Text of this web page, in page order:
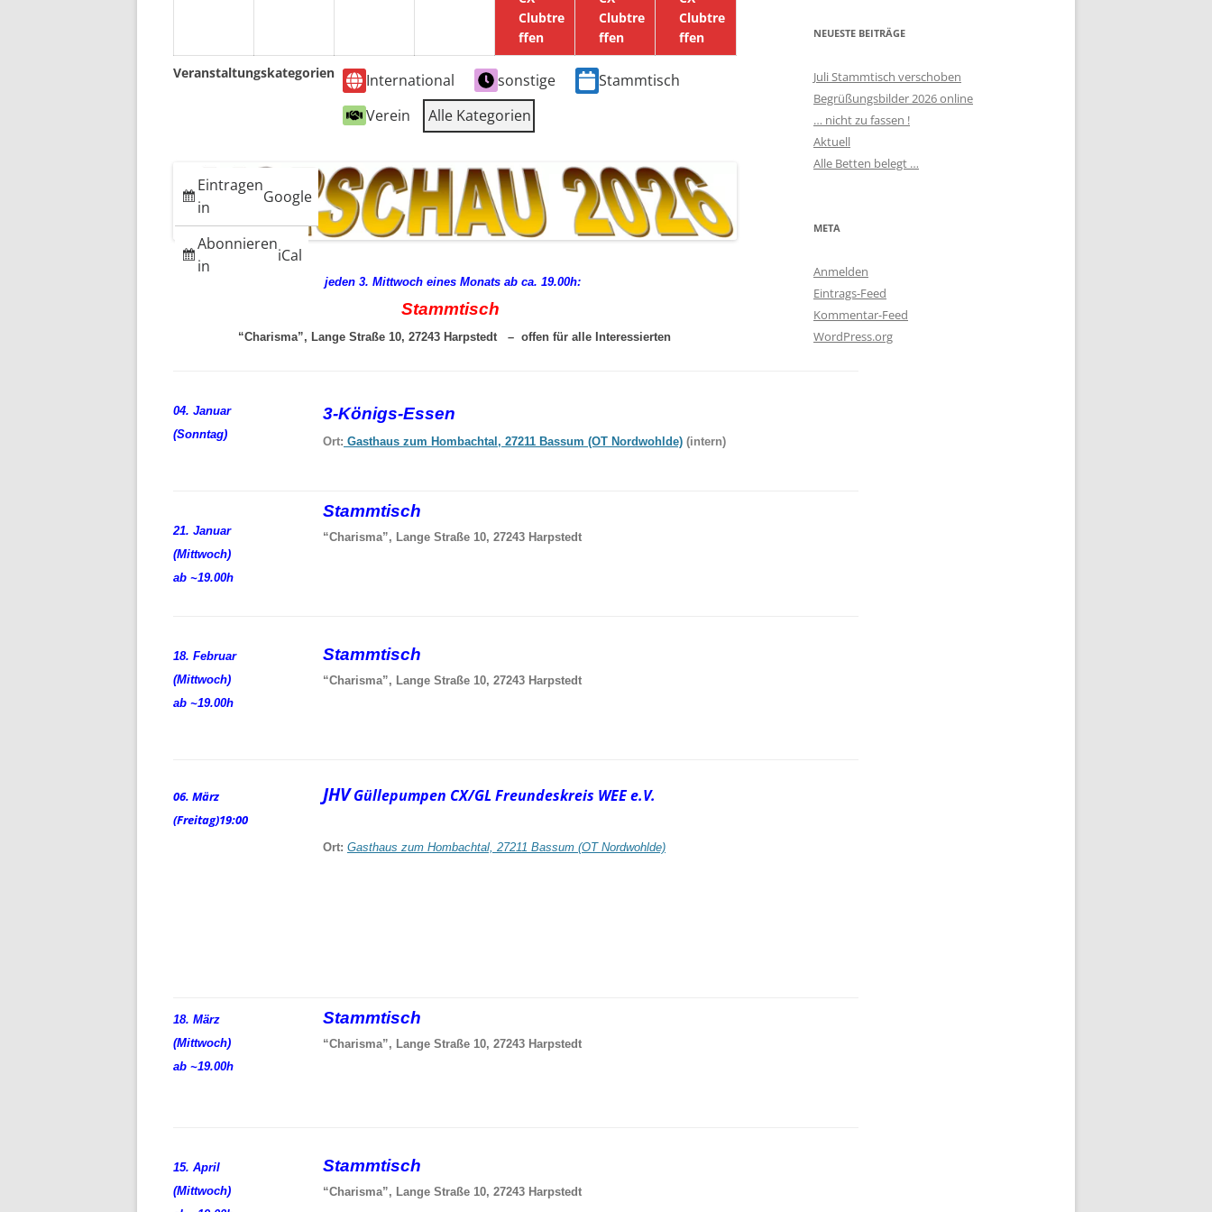
Clubtre
ffen
Clubtre
ffen
Clubtre
ffen
Veranstaltungskategorien International sonstige
Stammtisch
Verein
Alle Kategorien
Eintragen
in
Google
Abonnieren
in
iCal
jeden 3. Mittwoch eines Monats ab ca. 19.00h:
Stammtisch
“Charisma”, Lange Straße 10, 27243 Harpstedt – offen für alle Interessierten
04. Januar
(Sonntag)
3-Königs-Essen
Ort: Gasthaus zum Hombachtal, 27211 Bassum (OT Nordwohlde) (intern)
21. Januar
(Mittwoch)
ab ~19.00h
Stammtisch
“Charisma”, Lange Straße 10, 27243 Harpstedt
18. Februar
(Mittwoch)
ab ~19.00h
Stammtisch
“Charisma”, Lange Straße 10, 27243 Harpstedt
06. März
(Freitag)19:00
JHV Güllepumpen CX/GL Freundeskreis WEE e.V.
Ort: Gasthaus zum Hombachtal, 27211 Bassum (OT Nordwohlde)
18. März
(Mittwoch)
ab ~19.00h
Stammtisch
“Charisma”, Lange Straße 10, 27243 Harpstedt
15. April
(Mittwoch)
Stammtisch
“Charisma”, Lange Straße 10, 27243 Harpstedt
NEUESTE BEITRÄGE
Juli Stammtisch verschoben
Begrüßungsbilder 2026 online
… nicht zu fassen !
Aktuell
Alle Betten belegt …
META
Anmelden
Eintrags-Feed
Kommentar-Feed
WordPress.org